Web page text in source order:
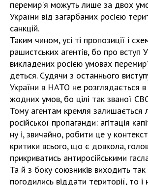
перемир'я можуть лише за двох
України від загарбаних росією
санкцій.
Таким чином, усі ті пропозиції і
рашистських агентів, бо про вступ
викладених росією умовах
деться. Судячи з останнього
України в НАТО не розглядається в
жодних умов, бо цілі так званої
Тому агентам кремля залишається
російської пропаганди: агітація
ну і, звичайно, робити це у
критики всього, що є довкола,
прикриватись антиросійськими
Та й з боку союзників виходить
погодились віддати території, то